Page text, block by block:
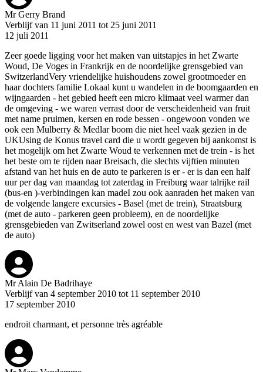
Mr Gerry Brand
Verblijf van 11 juni 2011 tot 25 juni 2011
12 juli 2011
Zeer goede ligging voor het maken van uitstapjes in het Zwarte
Woud, De Voges in Frankrijk en de noordelijke grensgebied van
SwitzerlandVery vriendelijke huishoudens zowel grootmoeder en
haar dochters familie Lokaal kunt u wandelen in de boomgaarden en
wijngaarden - het gebied heeft een micro klimaat veel warmer dan
de omgeving - we waren verrast door de verscheidenheid van fruit
met name pruimen, kersen en rode bessen - ongewoon vonden we
ook een Mulberry & Medlar boom die niet heel vaak gezien in de
UKUsing de Konus travel card die u wordt gegeven bij aankomst is
het mogelijk om het Zwarte Woud te verkennen met de trein - is het
het beste om te rijden naar Breisach, die slechts vijftien minuten
afstand van het huis en de auto te parkeren is er - er is dan een half
uur per dag van maandag tot zaterdag in Freiburg waar talrijke rail
(bus-en )-verbindingen kan madeI zou ook aanraden het maken van
de volgende langere excursies - Basel (met de trein), Straatsburg
(met de auto - parkeren geen probleem), en de noordelijke
grensgebieden van Zwitserland zowel oost en west van Bazel (met
de auto)
Mr Alain De Badrihaye
Verblijf van 4 september 2010 tot 11 september 2010
17 september 2010
endroit charmant, et personne très agréable